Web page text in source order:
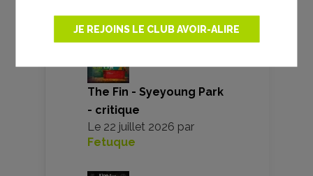
JE REJOINS LE CLUB AVOIR-ALIRE
The Fin - Syeyoung Park
- critique
Le 22 juillet 2026 par
Fetuque